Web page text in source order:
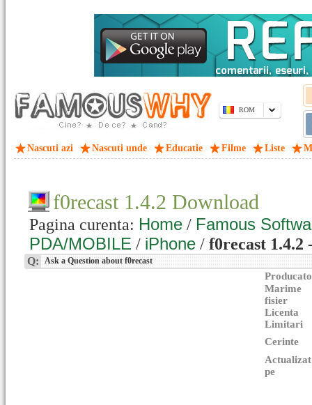
ROM
Nascuti azi Nascuti unde Educatie Filme Liste
f0recast 1.4.2 Download
Pagina curenta: Home / Famous
PDA/MOBILE / iPhone / f0recast 1.4.2
Q: Ask a Question about f0recast
Marime
fisier
Licenta
Limitari
Cerinte
Actualizat
pe